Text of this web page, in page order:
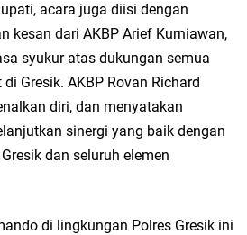
Gresik
Tebar Berkah Idul Adha, Bagikan Daging
Gelar Penyembelihan Hewan Qurban dari
acara juga diisi dengan
kesan dari AKBP Arief Kurniawan,
syukur atas dukungan semua
Gresik. AKBP Rovan Richard
diri, dan menyatakan
sinergi yang baik dengan
dan seluruh elemen
di lingkungan Polres Gresik ini